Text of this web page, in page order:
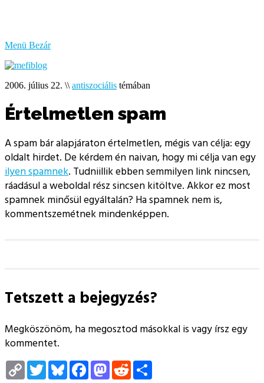
Menü Bezár
2006. július 22. \\ antiszociális témában
Értelmetlen spam
A spam bár alapjáraton értelmetlen, mégis van célja: egy
oldalt hirdet. De kérdem én naivan, hogy mi célja van egy
ilyen spamnek. Tudniillik ebben semmilyen link nincsen,
ráadásul a weboldal rész sincsen kitöltve. Akkor ez most
spamnek minősül egyáltalán? Ha spamnek nem is,
kommentszemétnek mindenképpen.
Tetszett a bejegyzés?
Megköszönöm, ha megosztod másokkal is vagy írsz egy
kommentet.
Copy
Link
TwitterBlueskyFacebookMastodon
Reddit